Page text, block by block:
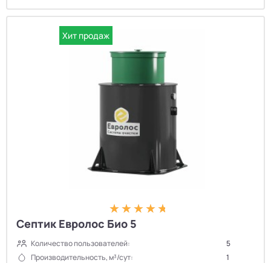
Хит продаж
Септик Евролос Био 5
Количество пользователей:
5
Производительность, м³/сут:
1